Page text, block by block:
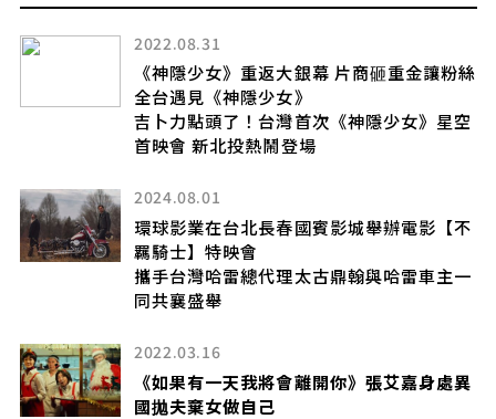
2022.08.31
《神隱少女》重返大銀幕 片商砸重金讓粉絲
全台遇見《神隱少女》
吉卜力點頭了！台灣首次《神隱少女》星空
首映會 新北投熱鬧登場
2024.08.01
環球影業在台北長春國賓影城舉辦電影【不
羈騎士】特映會
攜手台灣哈雷總代理太古鼎翰與哈雷車主一
同共襄盛舉
2022.03.16
《如果有一天我將會離開你》張艾嘉身處異
國拋夫棄女做自己